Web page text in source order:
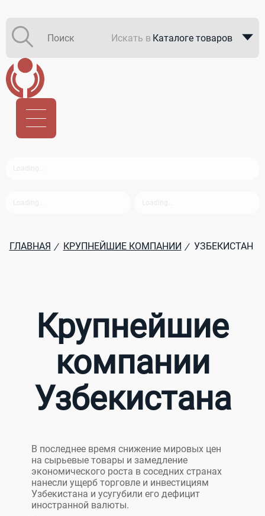
Искать в Каталоге товаров
ГЛАВНАЯ / КРУПНЕЙШИЕ КОМПАНИИ / УЗБЕКИСТАН
Крупнейшие
компании
Узбекистана
В последнее время снижение мировых цен
на сырьевые товары и замедление
экономического роста в соседних странах
нанесли ущерб торговле и инвестициям
Узбекистана и усугубили его дефицит
иностранной валюты.